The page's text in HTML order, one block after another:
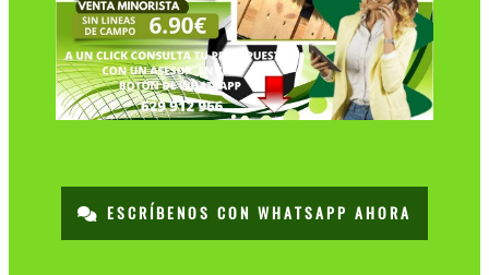
ESCRÍBENOS CON WHATSAPP AHORA